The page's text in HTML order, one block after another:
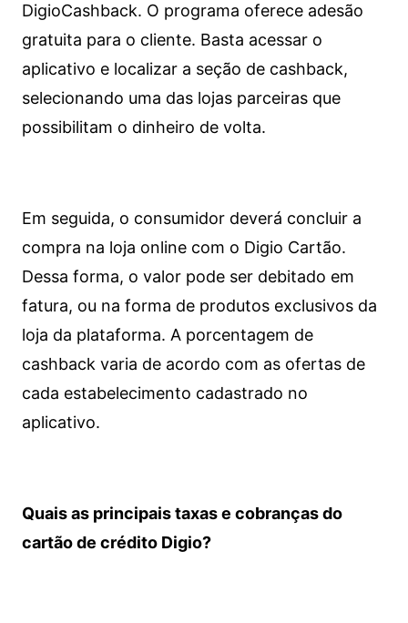
DigioCashback. O programa oferece adesão
gratuita para o cliente. Basta acessar o
aplicativo e localizar a seção de cashback,
selecionando uma das lojas parceiras que
possibilitam o dinheiro de volta.
Em seguida, o consumidor deverá concluir a
compra na loja online com o Digio Cartão.
Dessa forma, o valor pode ser debitado em
fatura, ou na forma de produtos exclusivos da
loja da plataforma. A porcentagem de
cashback varia de acordo com as ofertas de
cada estabelecimento cadastrado no
aplicativo.
Quais as principais taxas e cobranças do
cartão de crédito Digio?